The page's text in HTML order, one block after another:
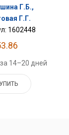
Г.Б.,
Г.Г.
1602448
14–20 дней